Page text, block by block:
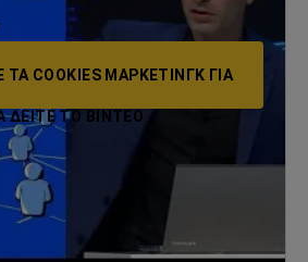
COOKIES ΜΆΡΚΕΤΙΝΓΚ ΓΙΑ
ΔΕΊΤΕ ΤΟ ΒΙΝΤΕΟ